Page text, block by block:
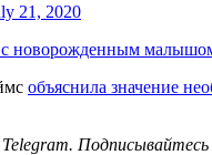
21, 2020
новорожденным
объяснила значение
Telegram.